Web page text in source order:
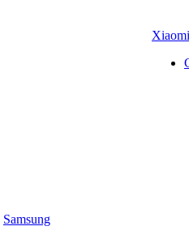
Samsung
Xiaomi